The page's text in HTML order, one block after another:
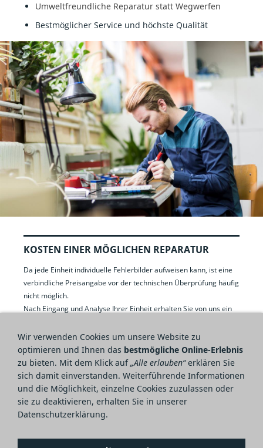
Umweltfreundliche Reparatur statt Wegwerfen
Bestmöglicher Service und höchste Qualität
KOSTEN EINER MÖGLICHEN REPARATUR
Da jede Einheit individuelle Fehlerbilder aufweisen kann, ist eine
verbindliche Preisangabe vor der technischen Überprüfung häufig
nicht möglich.
Nach Eingang und Analyse Ihrer Einheit erhalten Sie von uns ein
Form einer Rechnung. Erst danach entscheiden Sie, ob die
Reparatur durchgeführt werden soll.
Die Kosten für die technische Überprüfung können Sie unserer
Preisliste entnehmen.
Wir verwenden Cookies um unsere Website zu
optimieren und Ihnen das bestmögliche Online-Erlebnis
zu bieten. Mit dem Klick auf„Alle erlauben“erklären Sie
sich damit einverstanden. Weiterführende Informationen
und die Möglichkeit, einzelne Cookies zuzulassen oder
sie zu deaktivieren, erhalten Sie in unserer
Datenschutzerklärung.